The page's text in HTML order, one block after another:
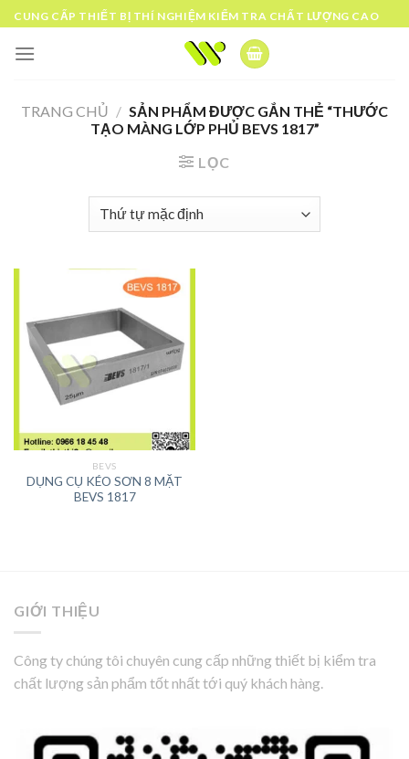
Skip
to
content
CUNG CẤP THIẾT BỊ THÍ NGHIỆM KIỂM TRA CHẤT LƯỢNG CAO
TRANG CHỦ / SẢN PHẨM ĐƯỢC GẮN THẺ “THƯỚC
TẠO MÀNG LỚP PHỦ BEVS 1817”
LỌC
BEVS
DỤNG CỤ KÉO SƠN 8 MẶT
BEVS 1817
GIỚI THIỆU
Công ty chúng tôi chuyên cung cấp những thiết bị kiểm tra
chất lượng sản phẩm tốt nhất tới quý khách hàng.